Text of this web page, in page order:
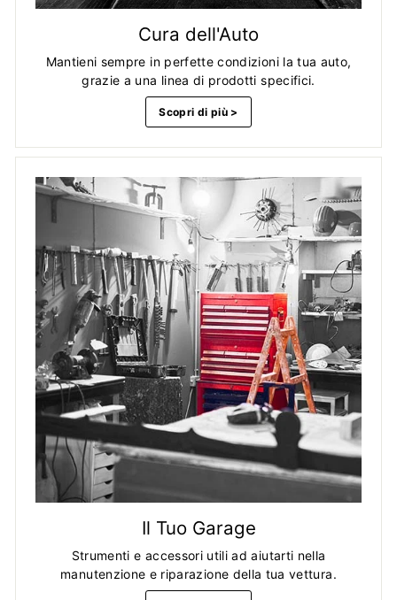
Cura dell'Auto
Mantieni sempre in perfette condizioni la tua auto,
grazie a una linea di prodotti specifici.
Scopri di più >
Il Tuo Garage
Strumenti e accessori utili ad aiutarti nella
manutenzione e riparazione della tua vettura.